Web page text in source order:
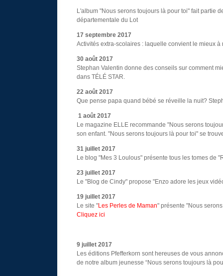
L'album "Nous serons toujours là pour toi" fait partie
départementale du Lot
17 septembre 2017
Activités extra-scolaires : laquelle convient le mieux
30 août 2017
Stephan Valentin donne des conseils sur comment
dans TÉLÉ STAR.
22 août 2017
Que pense papa quand bébé se réveille la nuit?
1 août 2017
Le magazine ELLE recommande "Nous serons
son enfant. "Nous serons toujours là pour toi" se
31 juillet 2017
Le blog "Mes 3 Loulous" présente tous les tomes de
23 juillet 2017
Le "Blog de Cindy" propose "Enzo adore les jeux
19 juillet 2017
Le site "Les Perles de Maman" présente "Nous
Cliquez ici
9 juillet 2017
Les éditions Pfefferkorn sont hereuses de vous
de notre album jeunesse “Nous serons toujours là